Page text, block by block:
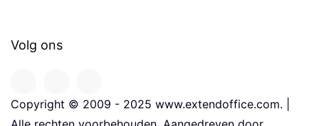
Volg ons
Copyright © 2009 - 2025 www.extendoffice.com. |